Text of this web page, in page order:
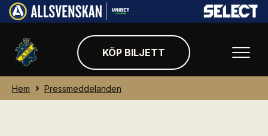
KÖP BILJETT
Hem Pressmeddelanden